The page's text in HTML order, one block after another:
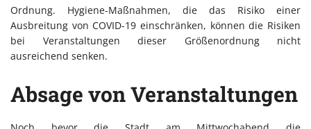
Ordnung. Hygiene-Maßnahmen, die das Risiko einer
Ausbreitung von COVID-19 einschränken, können die Risiken
bei Veranstaltungen dieser Größenordnung nicht
ausreichend senken.
Absage von Veranstaltungen